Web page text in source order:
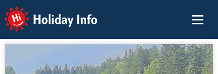
Holiday Info